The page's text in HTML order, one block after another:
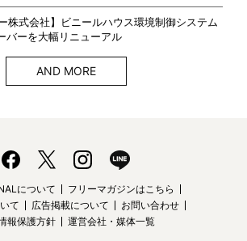
株式会社】ビニールハウス環境制御システム
バーを大幅リニューアル
AND MORE
について
フリーマガジンはこちら
て
広告掲載について
お問い合わせ
報保護方針
運営会社・媒体一覧